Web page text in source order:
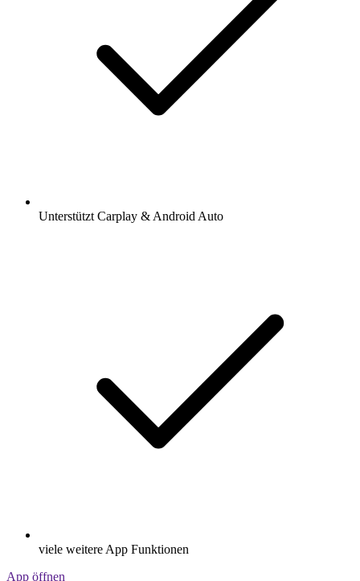
Unterstützt Carplay & Android Auto
viele weitere App Funktionen
App öffnen